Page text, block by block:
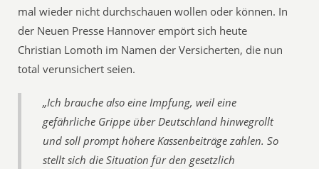
mal wieder nicht durchschauen wollen oder können. In
der Neuen Presse Hannover empört sich heute
Christian Lomoth im Namen der Versicherten, die nun
total verunsichert seien.
„Ich brauche also eine Impfung, weil eine
gefährliche Grippe über Deutschland hinwegrollt 
und soll prompt höhere Kassenbeiträge zahlen. So
stellt sich die Situation für den gesetzlich